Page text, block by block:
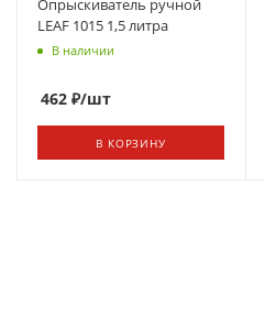
Опрыскиватель ручной
LEAF 1015 1,5 литра
В наличии
462 ₽/шт
В КОРЗИНУ